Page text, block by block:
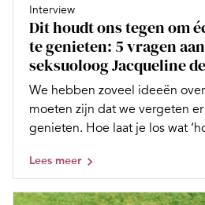
Interview
Dit houdt ons tegen om
te genieten: 5 vragen aan
seksuoloog Jacqueline de
We hebben zoveel ideeën
moeten zijn dat we vergeten
genieten. Hoe laat je los wat
Lees meer